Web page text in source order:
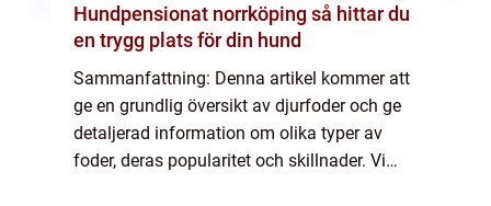
Hundpensionat norrköping så hittar du
en trygg plats för din hund
Sammanfattning: Denna artikel kommer att
ge en grundlig översikt av djurfoder och ge
detaljerad information om olika typer av
foder, deras popularitet och skillnader. Vi